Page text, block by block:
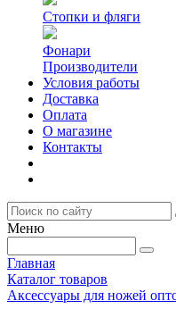
Стопки и фляги
Фонари
Производители
Условия работы
Доставка
Оплата
О магазине
Контакты
Меню
Главная
Каталог товаров
Аксессуары для ножей